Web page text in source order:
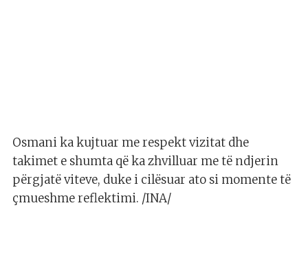
Osmani ka kujtuar me respekt vizitat dhe
takimet e shumta që ka zhvilluar me të ndjerin
përgjatë viteve, duke i cilësuar ato si momente të
çmueshme reflektimi. /INA/